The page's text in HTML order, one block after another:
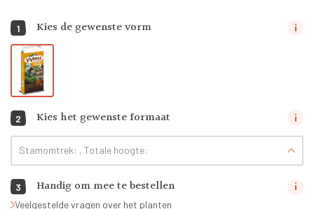
1 Kies de gewenste vorm
2 Kies het gewenste formaat
Stamomtrek: , Totale hoogte:
3 Handig om mee te bestellen
Veelgestelde vragen over het planten